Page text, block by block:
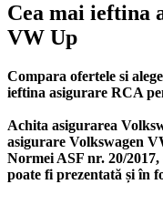
Cea mai ieftina
VW Up
Compara ofertele si
ieftina asigurare RCA
Achita asigurarea
asigurare Volkswagen
Normei ASF nr. 20/
poate fi prezentată și în